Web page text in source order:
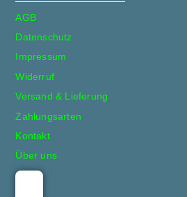
AGB
Datenschutz
Impressum
Widerruf
Versand & Lieferung
Zahlungsarten
Kontakt
Über uns